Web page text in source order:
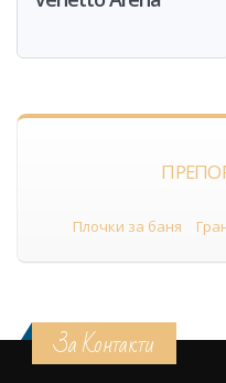
Плочки за баня
За Контакти